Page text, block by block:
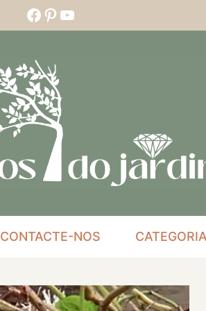
Facebook
Pinterest
YouTube
CONTACTE-NOS